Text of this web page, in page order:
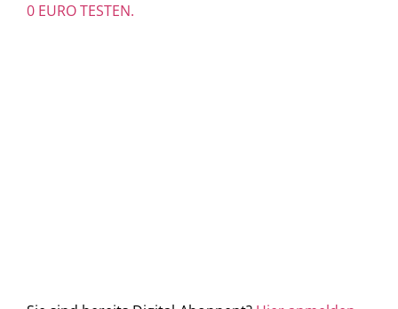
0 EURO TESTEN.